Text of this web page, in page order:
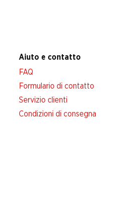
Aiuto e contatto
FAQ
Formulario di contatto
Servizio clienti
Condizioni di consegna